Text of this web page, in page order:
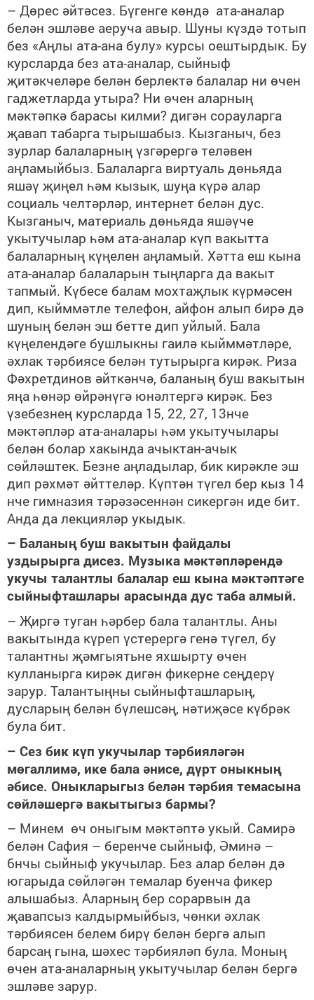
– Дөрес әйтәсез. Бүгенге көндә ата-аналар
белән эшләве аеруча авыр. Шуны күздә тотып
без «Аңлы ата-ана булу» курсы оештырдык. Бу
курсларда без ата-аналар, сыйныф
җитәкчеләре белән берлектә балалар ни өчен
гаджетларда утыра? Ни өчен аларның
мәктәпкә барасы килми? дигән сорауларга
җавап табарга тырышабыз. Кызганыч, без
зурлар балаларның үзгәрергә теләвен
аңламыйбыз. Балаларга виртуаль дөньяда
яшәү җиңел һәм кызык, шуңа күрә алар
социаль челтәрләр, интернет белән дус.
Кызганыч, материаль дөньяда яшәүче
укытучылар һәм ата-аналар күп вакытта
балаларның күңелен аңламый. Хәтта еш кына
ата-аналар балаларын тыңларга да вакыт
тапмый. Күбесе балам мохтаҗлык күрмәсен
дип, кыйммәтле телефон, айфон алып бирә дә
шуның белән эш бетте дип уйлый. Бала
күңелендәге бушлыкны гаилә кыйммәтләре,
әхлак тәрбиясе белән тутырырга кирәк. Риза
Фәхретдинов әйткәнчә, баланың буш вакытын
яңа һөнәр өйрәнүгә юнәлтергә кирәк. Без
үзебезнең курсларда 15, 22, 27, 13нче
мәктәпләр ата-аналары һәм укытучылары
белән болар хакында ачыктан-ачык
сөйләштек. Безне аңладылар, бик кирәкле эш
дип рәхмәт әйттеләр. Күптән түгел бер кыз 14
нче гимназия тәрәзәсеннән сикергән иде бит.
Анда да лекцияләр укыдык.
– Баланың буш вакытын файдалы
уздырырга дисез. Музыка мәктәпләрендә
укучы талантлы балалар еш кына мәктәптәге
сыйныфташлары арасында дус таба алмый.
– Җиргә туган һәрбер бала талантлы. Аны
вакытында күреп үстерергә генә түгел, бу
талантны җәмгыятьне яхшырту өчен
кулланырга кирәк дигән фикерне сеңдерү
зарур. Талантыңны сыйныфташларың,
дусларың белән бүлешсәң, нәтиҗәсе күбрәк
була бит.
– Сез бик күп укучылар тәрбияләгән
мөгаллимә, ике бала әнисе, дүрт оныкның
әбисе. Оныкларыгыз белән тәрбия темасына
сөйләшергә вакытыгыз бармы?
– Минем өч оныгым мәктәптә укый. Самирә
белән Сафия – беренче сыйныф, Әминә –
6нчы сыйныф укучылар. Без алар белән дә
югарыда сөйләгән темалар буенча фикер
алышабыз. Аларның бер сорарвын да
җавапсыз калдырмыйбыз, чөнки әхлак
тәрбиясен белем бирү белән бергә алып
барсаң гына, шәхес тәрбияләп була. Моның
өчен ата-аналарның укытучылар белән бергә
эшләве зарур.